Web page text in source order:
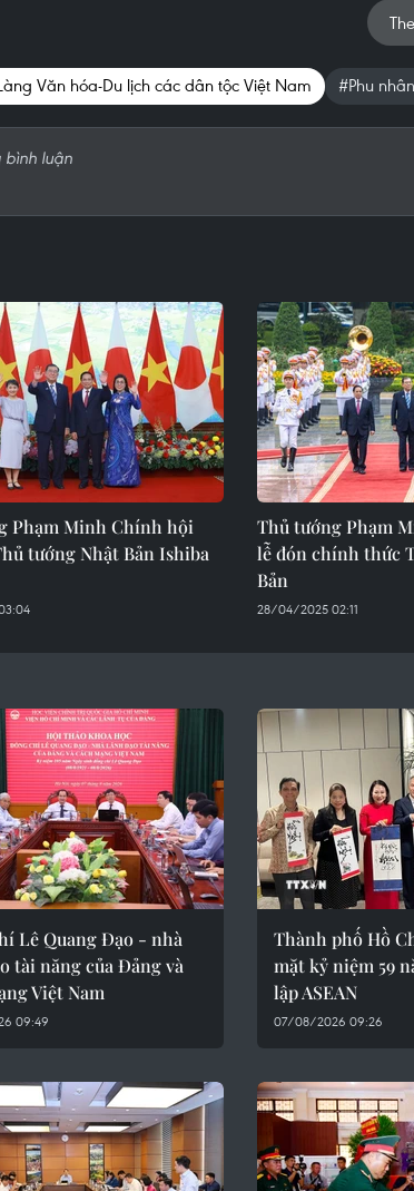
Văn hóa-Du lịch các dân tộc Việt Nam #Phu
Phạm Minh Chính hội
tướng Nhật Bản Ishiba
Thủ tướng Phạm
lễ đón chính thức
Bản
28/04/2025 02:11
Lê Quang Đạo - nhà
tài năng của Đảng và
Việt Nam
09:49
Thành phố Hồ
mặt kỷ niệm 59
lập ASEAN
07/08/2026 09:26